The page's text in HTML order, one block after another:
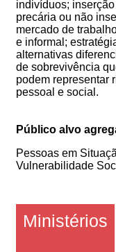
indivíduos; inserção
precária ou não
mercado de
e informal;
alternativas
de sobrevivência
podem representar
pessoal e social.
Público alvo
Pessoas em
Vulnerabilidade
Ministérios